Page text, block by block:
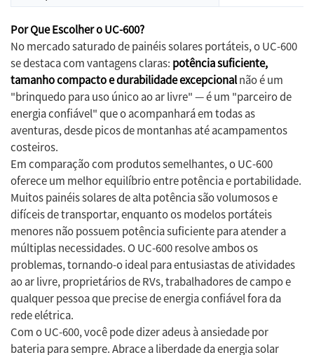
Por Que Escolher o UC-600?
No mercado saturado de painéis solares portáteis, o UC-600
se destaca com vantagens claras: potência suficiente,
tamanho compacto e durabilidade excepcionalnão é um
"brinquedo para uso único ao ar livre" — é um "parceiro de
energia confiável" que o acompanhará em todas as
aventuras, desde picos de montanhas até acampamentos
costeiros.
Em comparação com produtos semelhantes, o UC-600
oferece um melhor equilíbrio entre potência e portabilidade.
Muitos painéis solares de alta potência são volumosos e
difíceis de transportar, enquanto os modelos portáteis
menores não possuem potência suficiente para atender a
múltiplas necessidades. O UC-600 resolve ambos os
problemas, tornando-o ideal para entusiastas de atividades
ao ar livre, proprietários de RVs, trabalhadores de campo e
qualquer pessoa que precise de energia confiável fora da
rede elétrica.
Com o UC-600, você pode dizer adeus à ansiedade por
bateria para sempre. Abrace a liberdade da energia solar